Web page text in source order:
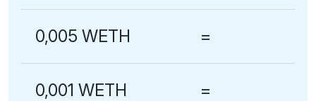
0,005 WETH =
0,001 WETH =